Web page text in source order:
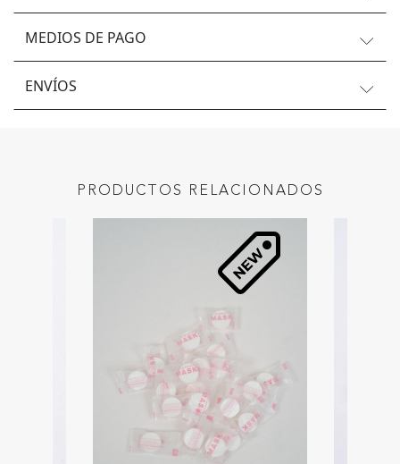
MEDIOS DE PAGO
ENVÍOS
PRODUCTOS RELACIONADOS